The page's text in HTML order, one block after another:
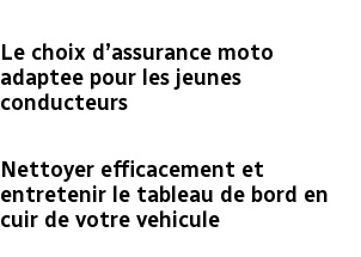
Le choix d’assurance moto
adaptee pour les jeunes
conducteurs
Nettoyer efficacement et
entretenir le tableau de bord en
cuir de votre vehicule